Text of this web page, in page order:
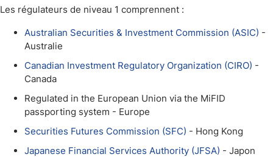
Les régulateurs de niveau 1 comprennent :
Australian Securities & Investment Commission (ASIC) -
Australie
Canadian Investment Regulatory Organization (CIRO) -
Canada
Regulated in the European Union via the MiFID
passporting system - Europe
Securities Futures Commission (SFC) - Hong Kong
Japanese Financial Services Authority (JFSA) - Japon